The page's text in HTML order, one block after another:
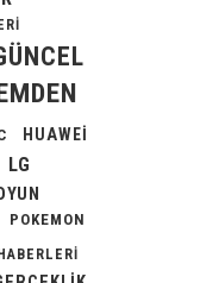
HUAWEI
LG
POKEMON